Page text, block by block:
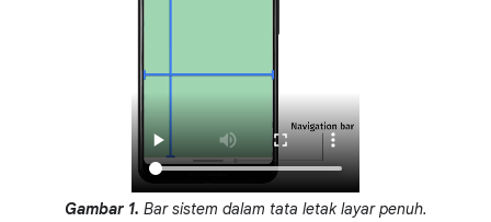
Gambar 1. Bar sistem dalam tata letak layar penuh.